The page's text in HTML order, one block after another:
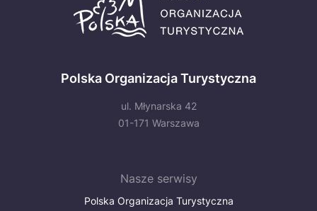
Polska Organizacja Turystyczna
ul. Młynarska 42
01-171 Warszawa
Nasze serwisy
Polska Organizacja Turystyczna